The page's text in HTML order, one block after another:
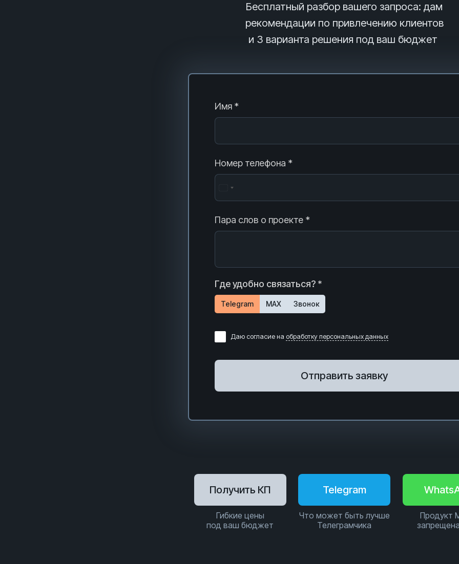
Бесплатный разбор вашего запроса: дам
рекомендации по привлечению клиентов
и 3 варианта решения под ваш бюджет
Имя *
Номер телефона *
Пара слов о проекте *
Где удобно связаться? *
Telegram MAX Звонок
Даю согласие на обработку персональных данных
Отправить заявку
Продукт
Telegram
Что может быть лучше
Телеграмчика
Получить КП
Гибкие цены
под ваш бюджет